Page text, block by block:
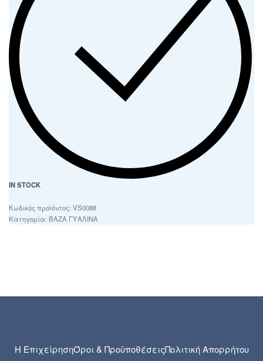
IN STOCK
VS0088
Κατηγορία: ΒΑΖΑ ΓΥΑΛΙΝΑ
Η ΕπιχείρησηΌροι & ΠροϋποθέσειςΠολιτική Απορρήτου